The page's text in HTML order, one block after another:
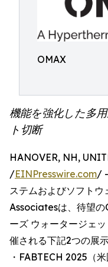
OMAX
機能を強化した多
ト切断
HANOVER, NH,
/EINPresswire.com/
ステムおよびソフト
Associatesは、待望の
ーズ ウォータージェ
催される下記2つの展
・FABTECH 2025（